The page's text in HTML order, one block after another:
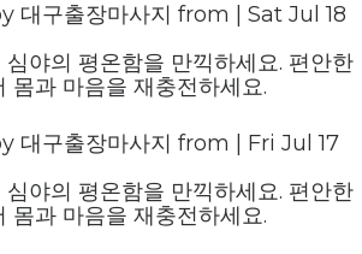
대구출장마사지 from
Sat Jul 18
야의 평온함을 만끽하세요. 편안한
몸과 마음을 재충전하세요.
대구출장마사지 from
Fri Jul 17
야의 평온함을 만끽하세요. 편안한
몸과 마음을 재충전하세요.